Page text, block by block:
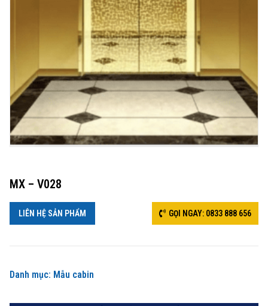
MX – V028
LIÊN HỆ SẢN PHẨM GỌI NGAY: 0833 888 656
Danh mục: Mẫu cabin